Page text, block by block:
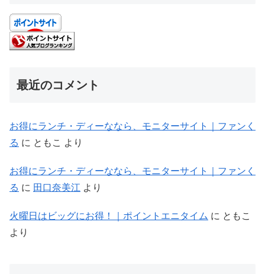
最近のコメント
お得にランチ・ディーななら、モニターサイト｜ファンく
る に ともこ より
お得にランチ・ディーななら、モニターサイト｜ファンく
る に 田口奈美江 より
火曜日はビッグにお得！｜ポイントエニタイム に ともこ
より